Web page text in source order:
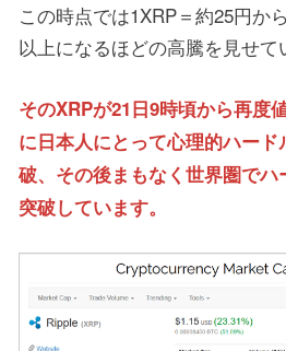
この時点では1XRP＝約25円か
以上になるほどの高騰を見せて
そのXRPが21日9時頃から再度
に日本人にとって心理的ハー
破、その後まもなく世界圏でハ
突破しています。